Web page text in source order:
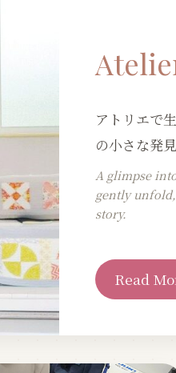
アトリエで
の小さな発
A glimpse
gently
story.
Read